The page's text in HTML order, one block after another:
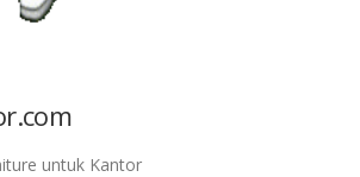
untuk Kantor